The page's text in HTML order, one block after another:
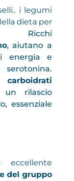
i legumi
dieta per
Ricchi
, aiutano a
energia e
carboidrati
un rilascio
essenziale
del gruppo